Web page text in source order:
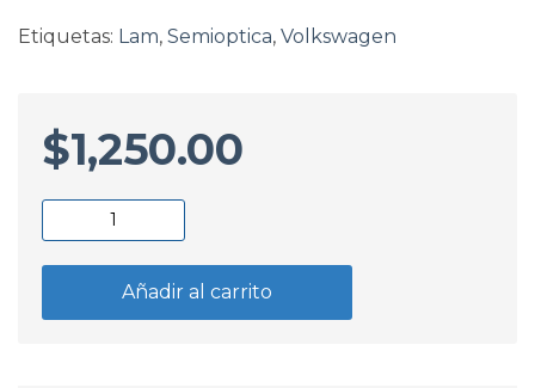
Etiquetas: Lam, Semioptica, Volkswagen
$1,250.00
Semioptica
Derecha
Gol
Añadir al carrito